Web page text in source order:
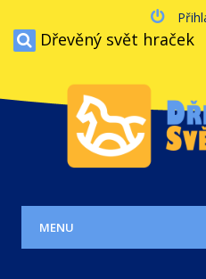
Dřevěný svět hraček
MENU